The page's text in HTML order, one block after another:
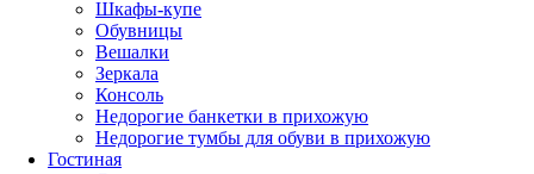
Шкафы-купе
Обувницы
Вешалки
Зеркала
Консоль
Недорогие банкетки в прихожую
Недорогие тумбы для обуви в прихожую
Гостиная